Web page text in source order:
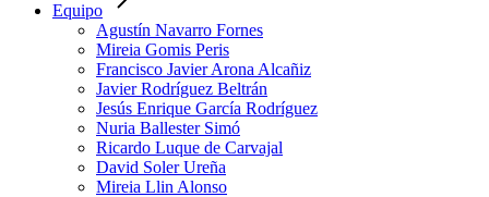
Equipo
Agustín Navarro Fornes
Mireia Gomis Peris
Francisco Javier Arona Alcañiz
Javier Rodríguez Beltrán
Jesús Enrique García Rodríguez
Nuria Ballester Simó
Ricardo Luque de Carvajal
David Soler Ureña
Mireia Llin Alonso